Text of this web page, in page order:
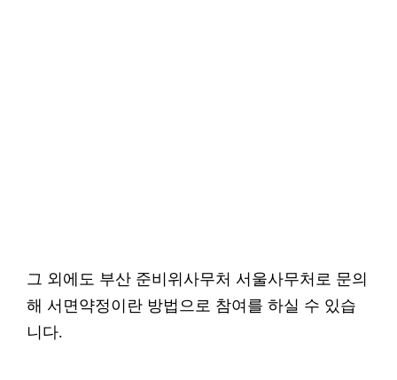
그 외에도 부산 준비위사무처 서울사무처로 문의
해 서면약정이란 방법으로 참여를 하실 수 있습
니다.